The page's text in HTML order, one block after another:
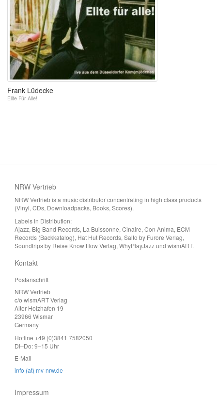
Frank Lüdecke
Elite Für Alle!
NRW Vertrieb
NRW Vertrieb is a music distributor concentrating in high class products
(Vinyl, CDs, Downloadpacks, Books, Scores).
Labels in Distribution:
Ajazz, Big Band Records, La Buissonne, Cinaire, Con Anima, ECM
Records (Backkatalog), Hat Hut Records, Salto by Furore Verlag,
Soundtrips by Reise Know How Verlag, WhyPlayJazz und wismART.
Kontakt
Postanschrift
NRW Vertrieb
c/o wismART Verlag
Alter Holzhafen 19
23966 Wismar
Germany
Hotline +49 (0)3841 7582050
Di–Do: 9–15 Uhr
E-Mail
info (at) mv-nrw.de
Impressum